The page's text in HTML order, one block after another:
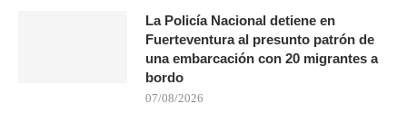
La Policía Nacional detiene en
Fuerteventura al presunto patrón de
una embarcación con 20 migrantes a
bordo
07/08/2026